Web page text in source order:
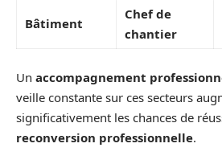
Bâtiment
Chef de
chantier
Un accompagnement
veille constante sur ces secteurs
significativement les chances de
reconversion professionnelle.